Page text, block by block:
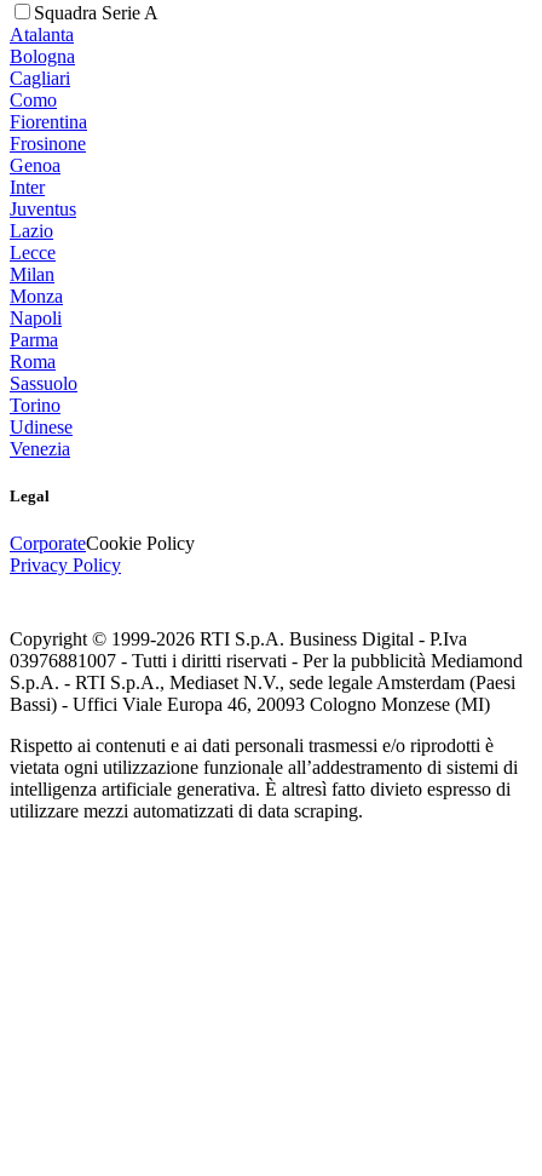
Squadra Serie A
Atalanta
Bologna
Cagliari
Como
Fiorentina
Frosinone
Genoa
Inter
Juventus
Lazio
Lecce
Milan
Monza
Napoli
Parma
Roma
Sassuolo
Torino
Udinese
Venezia
Legal
CorporateCookie Policy
Privacy Policy
Copyright © 1999-2026 RTI S.p.A. Business Digital - P.Iva
03976881007 - Tutti i diritti riservati - Per la pubblicità Mediamond
S.p.A. - RTI S.p.A., Mediaset N.V., sede legale Amsterdam (Paesi
Bassi) - Uffici Viale Europa 46, 20093 Cologno Monzese (MI)
Rispetto ai contenuti e ai dati personali trasmessi e/o riprodotti è
vietata ogni utilizzazione funzionale all’addestramento di sistemi di
intelligenza artificiale generativa. È altresì fatto divieto espresso di
utilizzare mezzi automatizzati di data scraping.